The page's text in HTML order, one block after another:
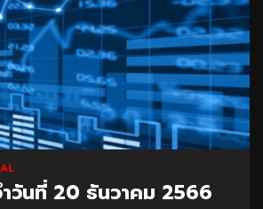
ำวันที่ 20 ธันวาคม 2566